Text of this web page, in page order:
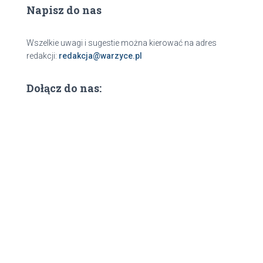
Napisz do nas
Wszelkie uwagi i sugestie można kierować na adres
redakcji: redakcja@warzyce.pl
Dołącz do nas: